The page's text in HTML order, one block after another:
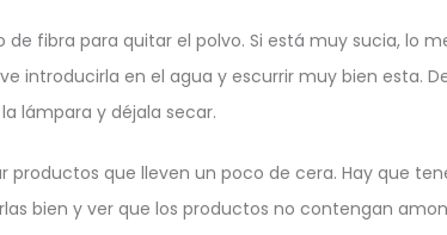
fibra para quitar el polvo. Si está muy sucia, lo
introducirla en el agua y escurrir muy bien esta.
lámpara y déjala secar.
productos que lleven un poco de cera. Hay que
bien y ver que los productos no contengan